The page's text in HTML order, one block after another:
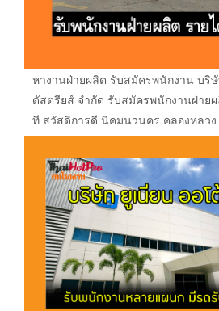
หางานฝ่ายผลิต รับสมัครพนักงาน บริ
ดัสตรียส์ จำกัด รับสมัครพนักงานฝ่าย
ที สวัสดิการดี นิคมนวนคร คลองหลว